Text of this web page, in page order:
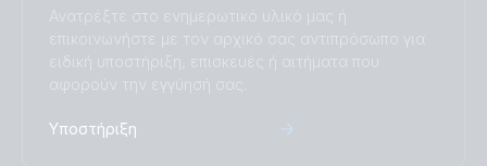
Ανατρέξτε στο ενημερωτικό υλικό μας ή
επικοινωνήστε με τον αρχικό σας αντιπρόσωπο για
ειδική υποστήριξη, επισκευές ή αιτήματα που
αφορούν την εγγύησή σας.
Υποστήριξη